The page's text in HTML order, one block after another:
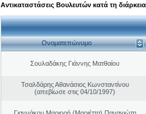
Αντικαταστάσεις Βουλευτών κατά τη
Ονοματεπώνυμο
Σουλαδάκης Γιάννης Ματθαίου
Τσαλδάρης Αθανάσιος Κωνσταντίνου
(απεβίωσε στις 04/10/1997)